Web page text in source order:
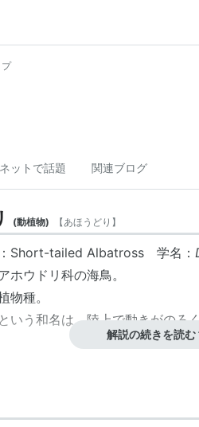
ネットで話題 関連ブログ
(動植物) 【あほうどり 】
Short-tailed Albatross 学名：
ホウドリ 科の海鳥。
物種。
いう和名は、陸上で動きがのろ
解説の続きを読む